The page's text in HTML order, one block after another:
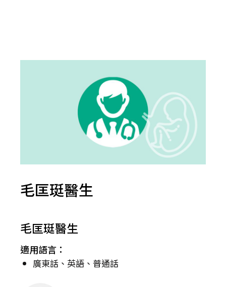
毛匡珽醫生
毛匡珽醫生
適用語言：
廣東話、英語、普通話